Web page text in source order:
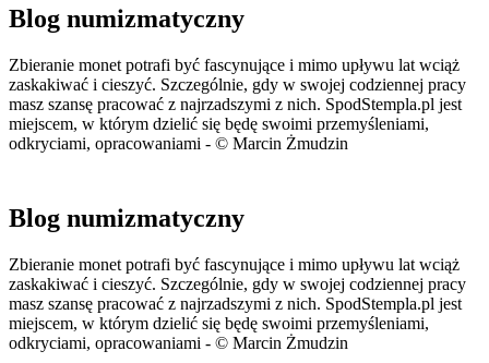
Blog numizmatyczny
Zbieranie monet potrafi być fascynujące i mimo upływu lat wciąż
zaskakiwać i cieszyć. Szczególnie, gdy w swojej codziennej pracy
masz szansę pracować z najrzadszymi z nich. SpodStempla.pl jest
miejscem, w którym dzielić się będę swoimi przemyśleniami,
odkryciami, opracowaniami - © Marcin Żmudzin
Blog numizmatyczny
Zbieranie monet potrafi być fascynujące i mimo upływu lat wciąż
zaskakiwać i cieszyć. Szczególnie, gdy w swojej codziennej pracy
masz szansę pracować z najrzadszymi z nich. SpodStempla.pl jest
miejscem, w którym dzielić się będę swoimi przemyśleniami,
odkryciami, opracowaniami - © Marcin Żmudzin